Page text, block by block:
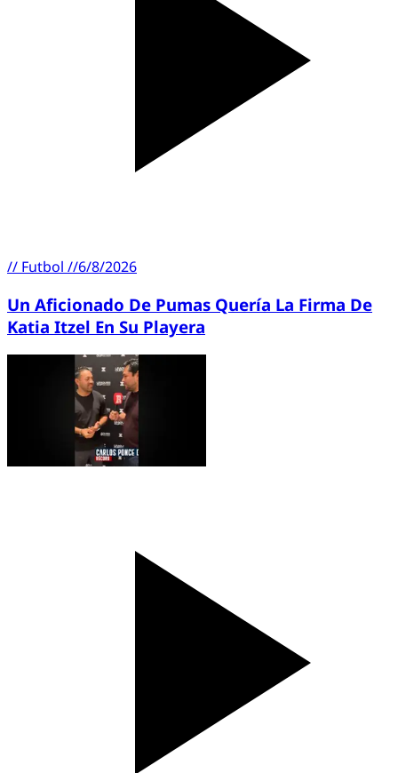
// Futbol //6/8/2026
Un Aficionado De Pumas Quería La Firma De
Katia Itzel En Su Playera